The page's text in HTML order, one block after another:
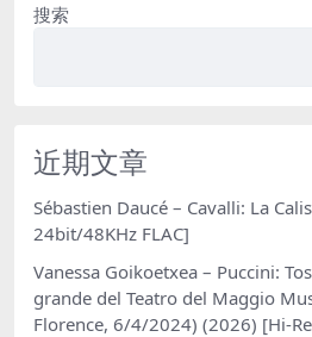
搜索
近期文章
Sébastien Daucé – Cavalli: La
24bit/48KHz FLAC]
Vanessa Goikoetxea – Puccini:
grande del Teatro del Maggio
Florence, 6/4/2024) (2026) [Hi-